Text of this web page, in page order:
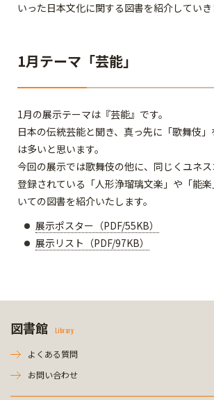
いった日本文化に関する図書を紹介していき
1月テーマ「芸能」
1月の展示テーマは『芸能』です。
日本の伝統芸能と聞き、真っ先に「歌舞伎
は多いと思います。
今回の展示では歌舞伎の他に、同じくユネ
登録されている「人形浄瑠璃文楽」や「能
いての図書を紹介いたします。
展示ポスター（PDF/55KB）
展示リスト（PDF/97KB）
図書館 Library
よくある質問
お問い合わせ